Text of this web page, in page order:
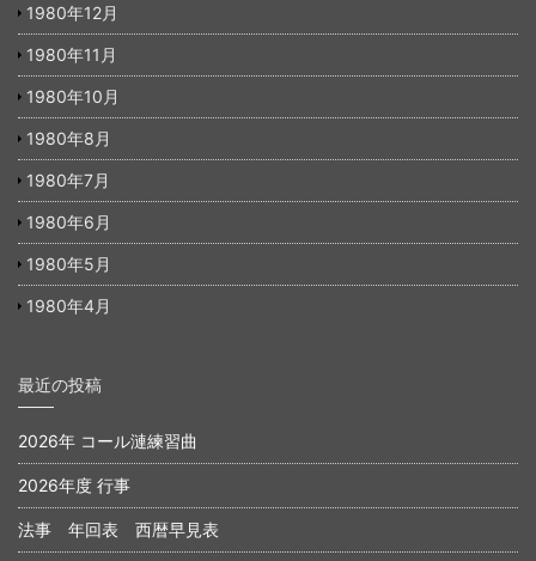
1980年12月
1980年11月
1980年10月
1980年8月
1980年7月
1980年6月
1980年5月
1980年4月
最近の投稿
2026年 コール漣練習曲
2026年度 行事
法事 年回表 西暦早見表